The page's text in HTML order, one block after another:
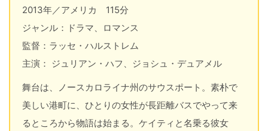
2013年／アメリカ 115分
ジャンル：ドラマ、ロマンス
監督：ラッセ・ハルストレム
主演： ジュリアン・ハフ、ジョシュ・デュアメル
舞台は、ノースカロライナ州のサウスポート。素朴で
美しい港町に、ひとりの女性が長距離バスでやって来
るところから物語は始まる。ケイティと名乗る彼女